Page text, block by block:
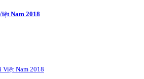
Nam 2018